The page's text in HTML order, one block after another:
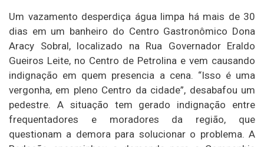
Um vazamento desperdiça água limpa há mais de 30
dias em um banheiro do Centro Gastronômico Dona
Aracy Sobral, localizado na Rua Governador Eraldo
Gueiros Leite, no Centro de Petrolina e vem causando
indignação em quem presencia a cena. “Isso é uma
vergonha, em pleno Centro da cidade”, desabafou um
pedestre. A situação tem gerado indignação entre
frequentadores e moradores da região, que
questionam a demora para solucionar o problema. A